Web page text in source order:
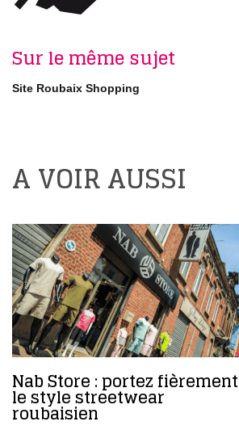
Sur le même sujet
Site Roubaix Shopping
A VOIR AUSSI
Nab Store : portez fièrement
le style streetwear
roubaisien